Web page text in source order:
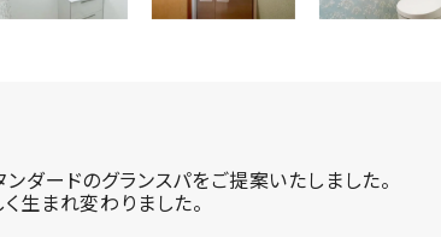
ダードのグランスパをご提案いたしました。
生まれ変わりました。